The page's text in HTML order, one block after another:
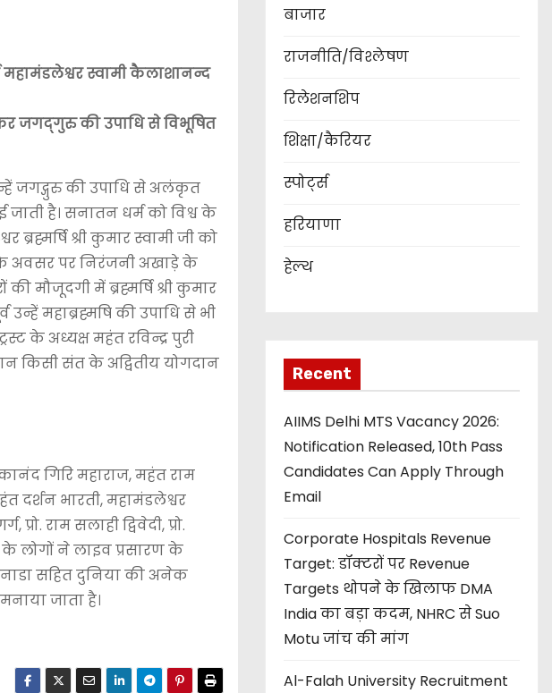
स्वामी कैलाशानन्द
कर जगद्‌गुरु की उपाधि से विभूषित
जगद्गुरु की उपाधि से अलंकृत
है। सनातन धर्म को विश्व के
श्री कुमार स्वामी जी को
के अवसर पर निरंजनी अखाड़े के
मौजूदगी में ब्रह्मर्षि श्री कुमार
महाब्रह्मषि की उपाधि से भी
के अध्यक्ष महंत रविन्द्र पुरी
किसी संत के अद्वितीय योगदान
गिरि महाराज, महंत राम
दर्शन भारती, महामंडलेश्वर
राम सलाही द्विवेदी, प्रो.
लोगों ने लाइव प्रसारण के
सहित दुनिया की अनेक
जाता है।
बाजार
राजनीति/विश्लेषण
रिलेशनशिप
शिक्षा/कैरियर
स्पोर्ट्स
हरियाणा
हेल्थ
Recent
AIIMS Delhi MTS Vacancy 2026:
Notification Released, 10th Pass
Candidates Can Apply Through
Email
Corporate Hospitals Revenue
Target: डॉक्टरों पर Revenue
Targets थोपने के खिलाफ DMA
India का बड़ा कदम, NHRC से Suo
Motu जांच की मांग
Al-Falah University Recruitment